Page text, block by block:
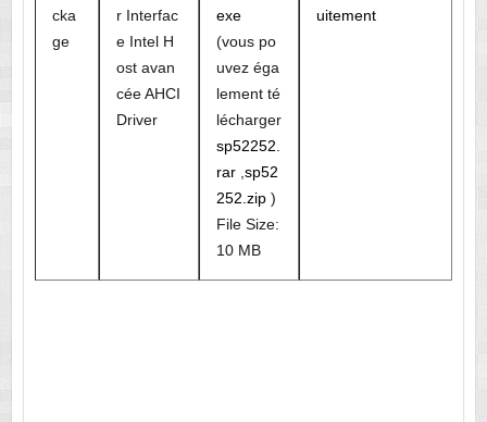
cka
ge
r Interfac
e Intel H
ost avan
cée AHCI
Driver
exe
(vous po
uvez éga
lement té
lécharger
sp52252.
rar, sp52
252.zip)
File Size:
10 MB
uitement